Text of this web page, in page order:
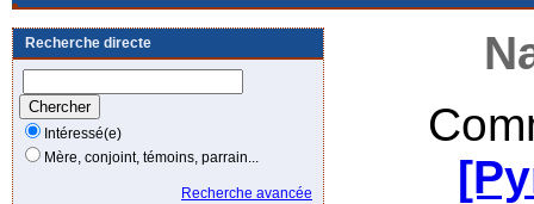
Recherche directe
Intéressé(e)
Mère, conjoint, témoins, parrain...
Recherche avancée